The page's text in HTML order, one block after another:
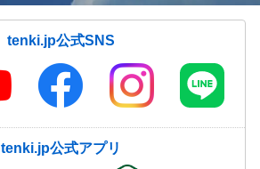
tenki.jp公式SNS
tenki.jp公式アプリ